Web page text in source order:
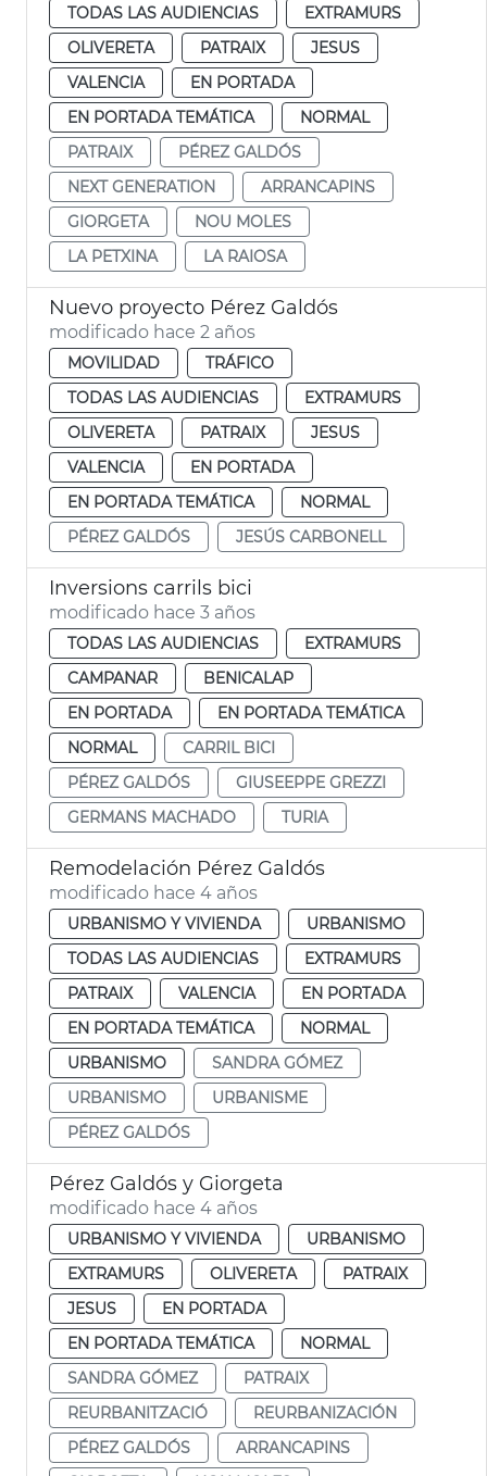
TODAS LAS AUDIENCIAS
EXTRAMURS
OLIVERETA
PATRAIX
JESUS
VALENCIA
EN PORTADA
EN PORTADA TEMÁTICA
NORMAL
PATRAIX
PÉREZ GALDÓS
NEXT GENERATION
ARRANCAPINS
GIORGETA
NOU MOLES
LA PETXINA
LA RAIOSA
Nuevo proyecto Pérez Galdós
modificado hace 2 años
MOVILIDAD
TRÁFICO
TODAS LAS AUDIENCIAS
EXTRAMURS
OLIVERETA
PATRAIX
JESUS
VALENCIA
EN PORTADA
EN PORTADA TEMÁTICA
NORMAL
PÉREZ GALDÓS
JESÚS CARBONELL
Inversions carrils bici
modificado hace 3 años
TODAS LAS AUDIENCIAS
EXTRAMURS
CAMPANAR
BENICALAP
EN PORTADA
EN PORTADA TEMÁTICA
NORMAL
CARRIL BICI
PÉREZ GALDÓS
GIUSEEPPE GREZZI
GERMANS MACHADO
TURIA
Remodelación Pérez Galdós
modificado hace 4 años
URBANISMO Y VIVIENDA
URBANISMO
TODAS LAS AUDIENCIAS
EXTRAMURS
PATRAIX
VALENCIA
EN PORTADA
EN PORTADA TEMÁTICA
NORMAL
URBANISMO
SANDRA GÓMEZ
URBANISMO
URBANISME
PÉREZ GALDÓS
Pérez Galdós y Giorgeta
modificado hace 4 años
URBANISMO Y VIVIENDA
URBANISMO
EXTRAMURS
OLIVERETA
PATRAIX
JESUS
EN PORTADA
EN PORTADA TEMÁTICA
NORMAL
SANDRA GÓMEZ
PATRAIX
REURBANITZACIÓ
REURBANIZACIÓN
PÉREZ GALDÓS
ARRANCAPINS